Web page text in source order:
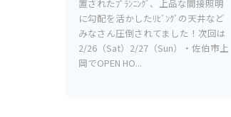
置されたﾌﾟﾗﾝﾆﾝｸﾞ、上品な間接照明
に勾配を活かしたﾘﾋﾞﾝｸﾞの天井など
みなさん圧倒されてました！次回は
2/26（Sat）2/27（Sun）・佐伯市上
岡でOPEN HO...